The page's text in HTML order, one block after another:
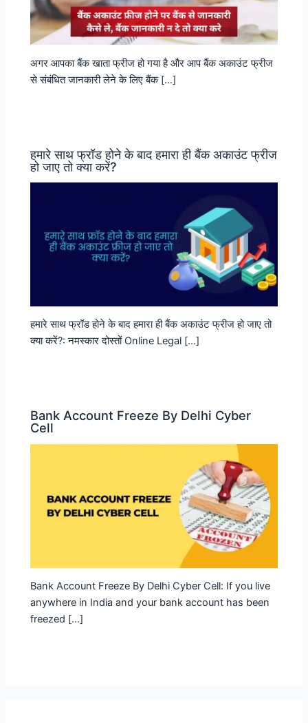
अगर आपका बैंक खाता फ्रीज हो गया है और आप बैंक अकाउंट फ्रीज
से संबंधित जानकारी लेने के लिए बैंक […]
हमारे साथ फ्रॉड होने के बाद हमारा ही बैंक अकाउंट फ्रीज
हो जाए तो क्या करें?
हमारे साथ फ्रॉड होने के बाद हमारा ही बैंक अकाउंट फ्रीज हो जाए तो
क्या करें?: नमस्कार दोस्तों Online Legal […]
Bank Account Freeze By Delhi Cyber
Cell
Bank Account Freeze By Delhi Cyber Cell: If you live
anywhere in India and your bank account has been
freezed […]